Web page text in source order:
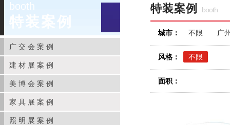
booth
特装案例
广交会案例
建材展案例
美博会案例
家具展案例
照明展案例
特装案例 booth
城市： 不限 广
风格： 不限
面积：